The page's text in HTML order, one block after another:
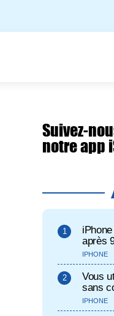
Suivez-
notre app
après
IPHONE
Vous
sans
IPHONE